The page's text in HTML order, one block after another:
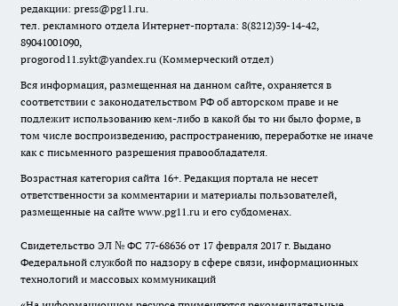
редакции: press@pg11.ru.
тел. рекламного отдела Интернет-портала: 8(8212)39-14-42,
89041001090,
progorod11.sykt@yandex.ru (Коммерческий отдел)
Вся информация, размещенная на данном сайте, охраняется в
соответствии с законодательством РФ об авторском праве и не
подлежит использованию кем-либо в какой бы то ни было форме, в
том числе воспроизведению, распространению, переработке не иначе
как с письменного разрешения правообладателя.
Возрастная категория сайта 16+. Редакция портала не несет
ответственности за комментарии и материалы пользователей,
размещенные на сайте www.pg11.ru и его субдоменах.
Свидетельство ЭЛ № ФС 77-68636 от 17 февраля 2017 г. Выдано
Федеральной службой по надзору в сфере связи, информационных
технологий и массовых коммуникаций